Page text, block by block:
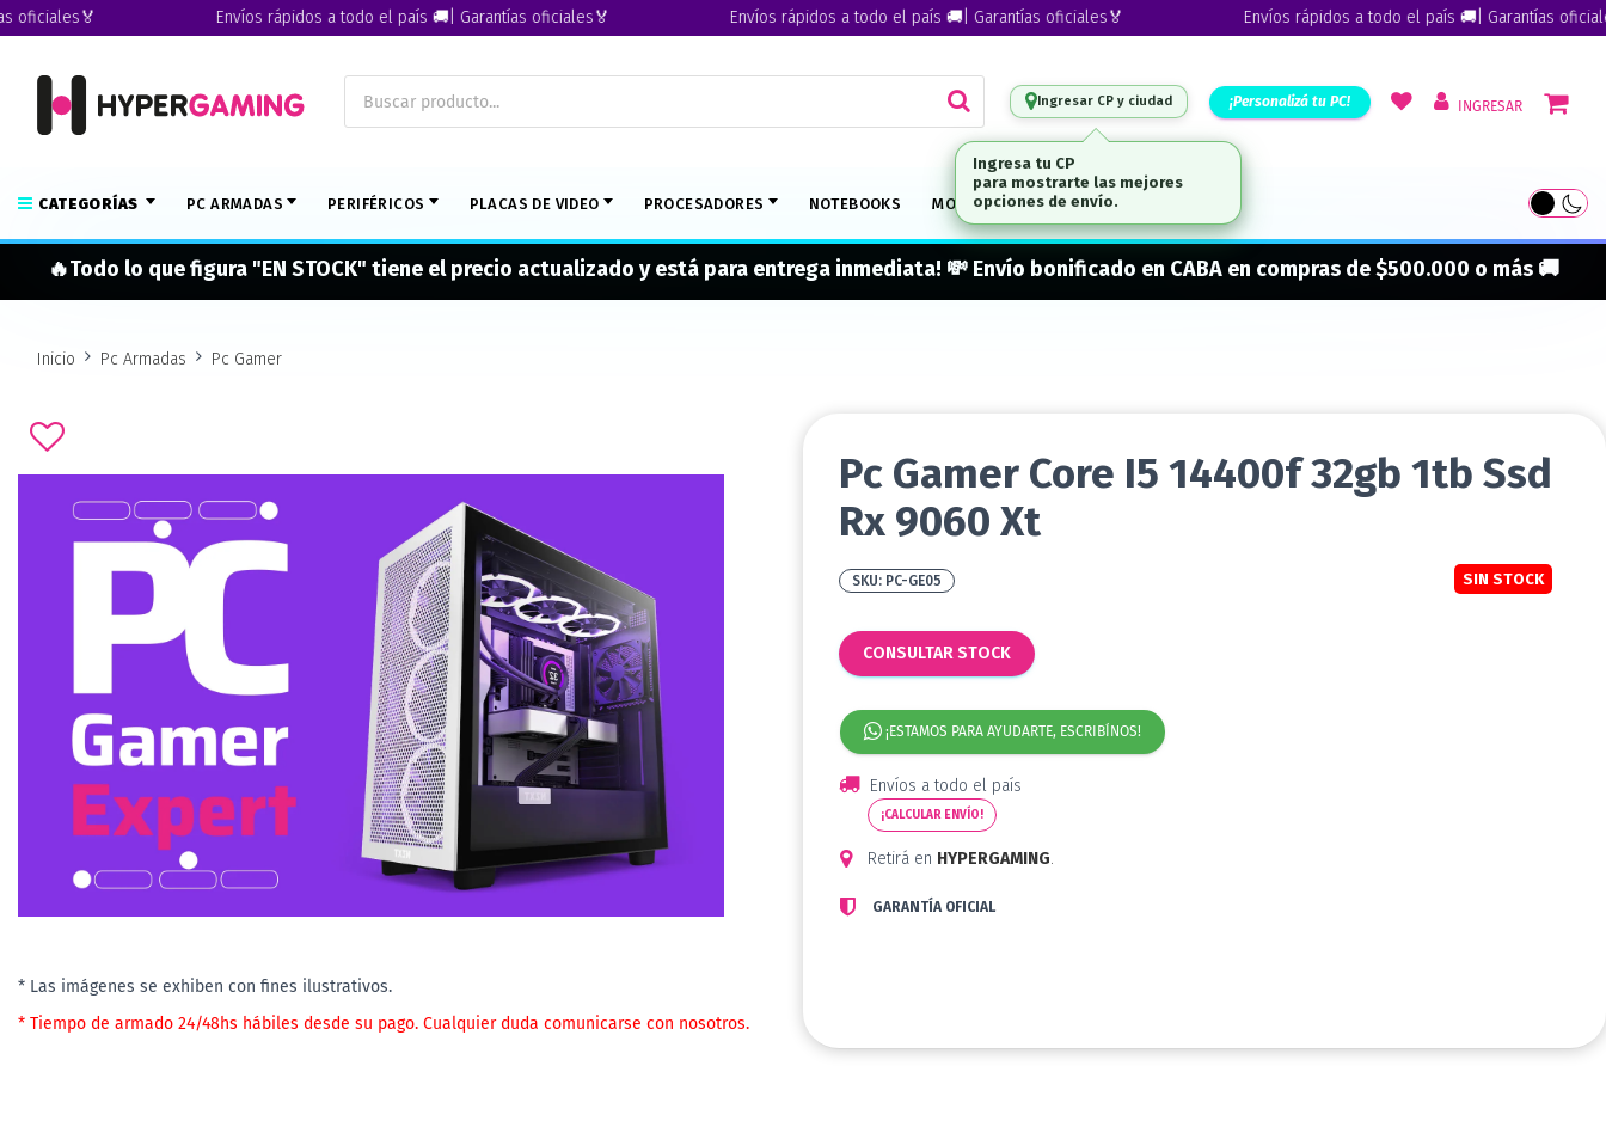
Envíos rápidos a todo el país 🚚| Garantías oficiales🏅 Envíos rápidos a todo el país 🚚| Garantías oficiales🏅 Envíos rápidos a todo el país 🚚| Garantías oficiales🏅
Ingresar CP y ciudad ¡Personalizá tu PC! INGRESAR
CATEGORÍAS PC ARMADAS PERIFÉRICOS PLACAS DE VIDEO PROCESADORES NOTEBOOKS MONITORES MARCAS
🔥Todo lo que figura "EN STOCK" tiene el precio actualizado y está para entrega inmediata! 💸 Envío bonificado en CABA en compras de $500.000 o más 🚚
Inicio Pc Armadas Pc Gamer
* Las imágenes se exhiben con fines ilustrativos.
* Tiempo de armado 24/48hs hábiles desde su pago. Cualquier duda comunicarse con nosotros.
Pc Gamer Core I5 14400f 32gb 1tb Ssd
Rx 9060 Xt
PC-GE05 SIN STOCK
CONSULTAR STOCK
¡ESTAMOS PARA AYUDARTE, ESCRIBÍNOS!
Envíos a todo el país
¡CALCULAR ENVÍO!
Retirá en HYPERGAMING.
GARANTÍA OFICIAL